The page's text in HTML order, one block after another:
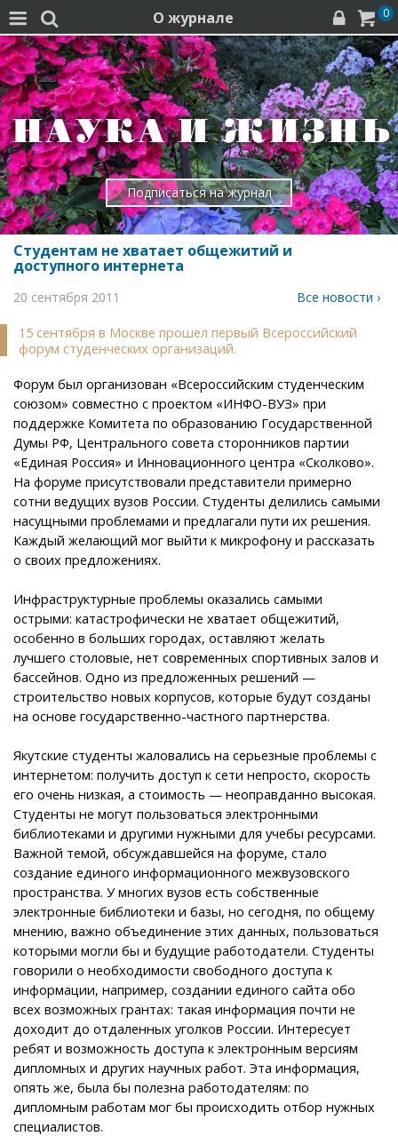
  О журнале   0
Подписаться на журнал
Студентам не хватает общежитий и
доступного интернета
20 сентября 2011 Все новости ›
15 сентября в Москве прошел первый Всероссийский
форум студенческих организаций.
Форум был организован «Всероссийским студенческим
союзом» совместно с проектом «ИНФО-ВУЗ» при
поддержке Комитета по образованию Государственной
Думы РФ, Центрального совета сторонников партии
«Единая Россия» и Инновационного центра «Сколково».
На форуме присутствовали представители примерно
сотни ведущих вузов России. Студенты делились самыми
насущными проблемами и предлагали пути их решения.
Каждый желающий мог выйти к микрофону и рассказать
о своих предложениях.
Инфраструктурные проблемы оказались самыми
острыми: катастрофически не хватает общежитий,
особенно в больших городах, оставляют желать
лучшего столовые, нет современных спортивных залов и
бассейнов. Одно из предложенных решений —
строительство новых корпусов, которые будут созданы
на основе государственно-частного партнерства.
Якутские студенты жаловались на серьезные проблемы с
интернетом: получить доступ к сети непросто, скорость
его очень низкая, а стоимость — неоправданно высокая.
Студенты не могут пользоваться электронными
библиотеками и другими нужными для учебы ресурсами.
Важной темой, обсуждавшейся на форуме, стало
создание единого информационного межвузовского
пространства. У многих вузов есть собственные
электронные библиотеки и базы, но сегодня, по общему
мнению, важно объединение этих данных, пользоваться
которыми могли бы и будущие работодатели. Студенты
говорили о необходимости свободного доступа к
информации, например, создании единого сайта обо
всех возможных грантах: такая информация почти не
доходит до отдаленных уголков России. Интересует
ребят и возможность доступа к электронным версиям
дипломных и других научных работ. Эта информация,
опять же, была бы полезна работодателям: по
дипломным работам мог бы происходить отбор нужных
специалистов.